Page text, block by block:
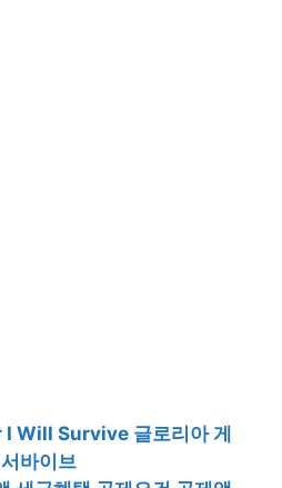
Will Survive 글로리아 게
바이브